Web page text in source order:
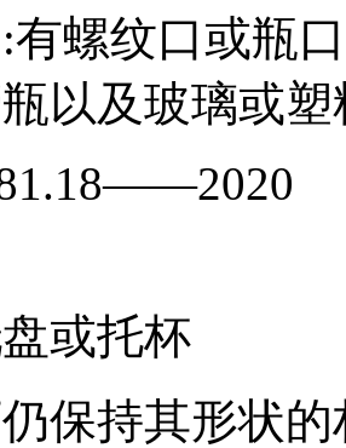
有螺纹口或瓶
以及玻璃或
或托杯
保持其形状